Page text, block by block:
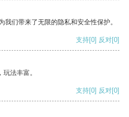
们带来了无限的隐私和安全性保护。
支持[0] 反对[0]
法丰富。
支持[0] 反对[0]